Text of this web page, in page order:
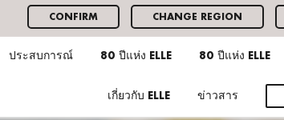
CONFIRM CHANGE REGION
ประสบการณ์ 80 ปีแห่ง ELLE 80 ปีแห่ง ELLE
เกี่ยวกับ ELLE ข่าวสาร